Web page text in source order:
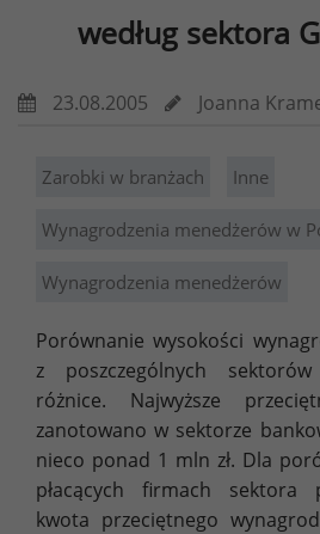
według sektora
23.08.2005 Joanna
Zarobki w branżach Inne
Wynagrodzenia menedżerów w
Wynagrodzenia menedżerów
Porównanie wysokości
z poszczególnych
różnice. Najwyższe
zanotowano w sektorze
nieco ponad 1 mln zł. Dla
płacących firmach sektora
kwota przeciętnego